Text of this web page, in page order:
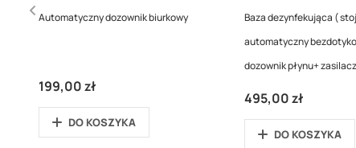
Automatyczny dozownik biurkowy
199,00 zł
DO KOSZYKA
Baza dezynfekująca (
automatyczny
dozownik płynu+
495,00 zł
DO KOSZYKA